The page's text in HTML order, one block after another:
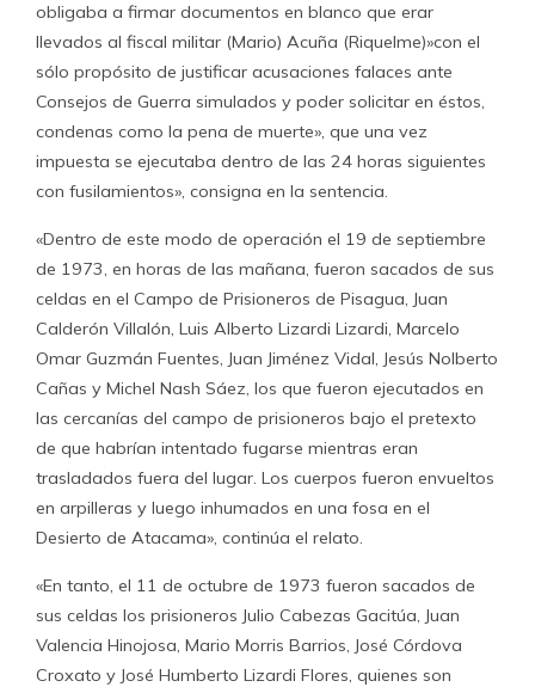
obligaba a firmar documentos en blanco que erar
llevados al fiscal militar (Mario) Acuña (Riquelme)»con el
sólo propósito de justificar acusaciones falaces ante
Consejos de Guerra simulados y poder solicitar en éstos,
condenas como la pena de muerte», que una vez
impuesta se ejecutaba dentro de las 24 horas siguientes
con fusilamientos», consigna en la sentencia.
«Dentro de este modo de operación el 19 de septiembre
de 1973, en horas de las mañana, fueron sacados de sus
celdas en el Campo de Prisioneros de Pisagua, Juan
Calderón Villalón, Luis Alberto Lizardi Lizardi, Marcelo
Omar Guzmán Fuentes, Juan Jiménez Vidal, Jesús Nolberto
Cañas y Michel Nash Sáez, los que fueron ejecutados en
las cercanías del campo de prisioneros bajo el pretexto
de que habrían intentado fugarse mientras eran
trasladados fuera del lugar. Los cuerpos fueron envueltos
en arpilleras y luego inhumados en una fosa en el
Desierto de Atacama», continúa el relato.
«En tanto, el 11 de octubre de 1973 fueron sacados de
sus celdas los prisioneros Julio Cabezas Gacitúa, Juan
Valencia Hinojosa, Mario Morris Barrios, José Córdova
Croxato y José Humberto Lizardi Flores, quienes son